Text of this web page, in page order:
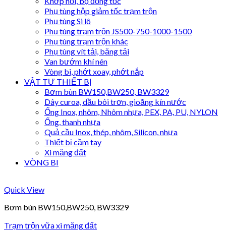
Phụ tùng hộp giảm tốc trạm trộn
Phụ tùng Si lô
Phụ tùng trạm trộn JS500-750-1000-1500
Phụ tùng trạm trộn khác
Phụ tùng vít tải, băng tải
Van bướm khí nén
Vòng bi, phớt xoay, phớt nắp
VẬT TƯ THIẾT BỊ
Bơm bùn BW150,BW250, BW3329
Dây curoa, dầu bôi trơn, gioăng kín nước
Ống Inox, nhôm, Nhôm nhựa, PEX, PA, PU, NYLON
Ống, thanh nhựa
Quả cầu Inox, thép, nhôm, Silicon, nhựa
Thiết bị cầm tay
Xi măng đất
VÒNG BI
Quick View
Bơm bùn BW150,BW250, BW3329
Trạm trộn vữa xi măng đất